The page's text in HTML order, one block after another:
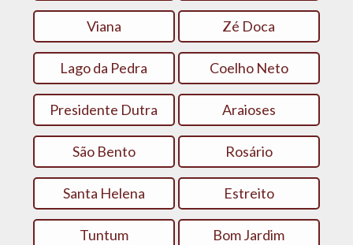
Viana Zé Doca
Lago da Pedra Coelho Neto
Presidente Dutra Araioses
São Bento Rosário
Santa Helena Estreito
Tuntum Bom Jardim